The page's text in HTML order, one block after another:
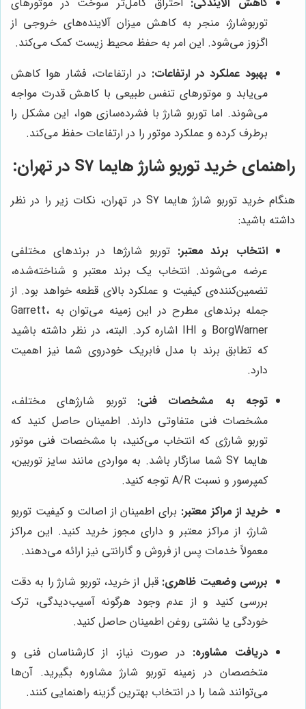
توربوشارژ، منجر به کاهش میزان آلاینده‌های خروجی از
اگزوز می‌شود. این امر به حفظ محیط زیست کمک می‌کند.
بهبود عملکرد در ارتفاعات: در ارتفاعات، فشار هوا کاهش
می‌یابد و موتورهای تنفس طبیعی با کاهش قدرت مواجه
می‌شوند. اما توربو شارژ با فشرده‌سازی هوا، این مشکل را
برطرف کرده و عملکرد موتور را در ارتفاعات حفظ می‌کند.
راهنمای خرید توربو شارژ هایما S7 در تهران:
هنگام خرید توربو شارژ هایما S7 در تهران، نکات زیر را در نظر
داشته باشید:
انتخاب برند معتبر: توربو شارژها در برندهای مختلفی
عرضه می‌شوند. انتخاب یک برند معتبر و شناخته‌شده،
تضمین‌کننده‌ی کیفیت و عملکرد بالای قطعه خواهد بود. از
جمله برندهای مطرح در این زمینه می‌توان به Garrett،
BorgWarner و IHI اشاره کرد. البته، در نظر داشته باشید
که تطابق برند با مدل فابریک خودروی شما نیز اهمیت
دارد.
توجه به مشخصات فنی: توربو شارژهای مختلف،
مشخصات فنی متفاوتی دارند. اطمینان حاصل کنید که
توربو شارژی که انتخاب می‌کنید، با مشخصات فنی موتور
هایما S7 شما سازگار باشد. به مواردی مانند سایز توربین،
کمپرسور و نسبت A/R توجه کنید.
خرید از مراکز معتبر: برای اطمینان از اصالت و کیفیت توربو
شارژ، از مراکز معتبر و دارای مجوز خرید کنید. این مراکز
معمولاً خدمات پس از فروش و گارانتی نیز ارائه می‌دهند.
بررسی وضعیت ظاهری: قبل از خرید، توربو شارژ را به دقت
بررسی کنید و از عدم وجود هرگونه آسیب‌دیدگی، ترک
خوردگی یا نشتی روغن اطمینان حاصل کنید.
دریافت مشاوره: در صورت نیاز، از کارشناسان فنی و
متخصصان در زمینه توربو شارژ مشاوره بگیرید. آن‌ها
می‌توانند شما را در انتخاب بهترین گزینه راهنمایی کنند.